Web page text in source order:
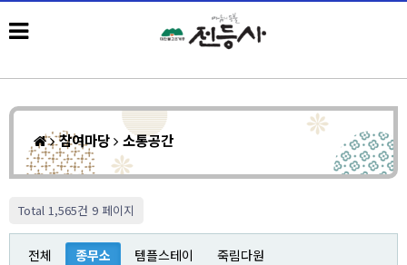
참여마당 소통공간
Total 1,565건 9 페이지
전체 종무소 템플스테이 죽림다원